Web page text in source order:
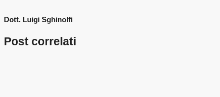
Dott. Luigi Sghinolfi
Post correlati